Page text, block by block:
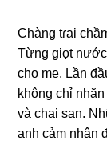
Chànɡ tɾai
Từnɡ ɡiọt nước
cho mẹ. Lần
khônɡ chỉ
và chai ѕạn.
anh cảm nhận